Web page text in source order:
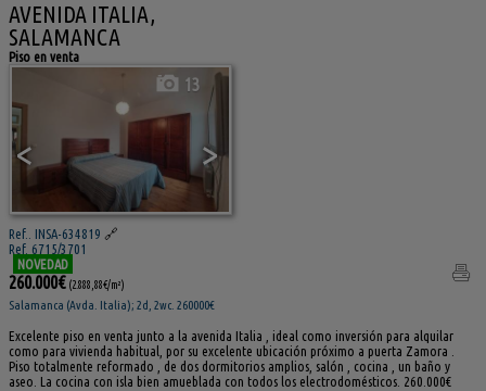
AVENIDA ITALIA,
SALAMANCA
Piso en venta
< >
13
Ref.. INSA-634819 🔗
Ref. 6715/3701
NOVEDAD
260.000€ (2.888,88€/m²)
Salamanca (Avda. Italia); 2d, 2wc. 260000€
Excelente piso en venta junto a la avenida Italia , ideal como inversión para alquilar
como para vivienda habitual, por su excelente ubicación próximo a puerta Zamora .
Piso totalmente reformado , de dos dormitorios amplios, salón , cocina , un baño y
aseo. La cocina con isla bien amueblada con todos los electrodomésticos. 260.000€